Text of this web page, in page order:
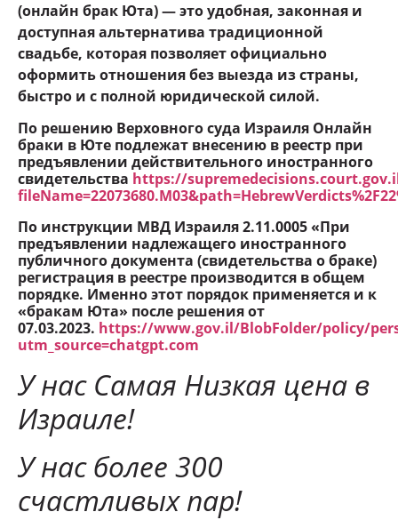
(онлайн брак Юта) — это удобная, законная и
доступная альтернатива традиционной
свадьбе, которая позволяет официально
оформить отношения без выезда из страны,
быстро и с полной юридической силой.
По решению Верховного суда Израиля Онлайн
браки в Юте подлежат внесению в реестр при
предъявлении действительного иностранного
свидетельства https://
По инструкции МВД Израиля 2.11.0005 «При
предъявлении надлежащего иностранного
публичного документа (свидетельства о браке)
регистрация в реестре производится в общем
порядке. Именно этот порядок применяется и к
«бракам Юта» после решения от
07.03.2023. https://www.gov.il/BlobFolder/policy/
utm_source=chatgpt.com
У нас Самая Низкая цена в
Израиле!
У нас более 300
счастливых пар!